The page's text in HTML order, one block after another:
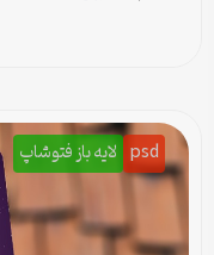
psd لایه باز فتوشاپ